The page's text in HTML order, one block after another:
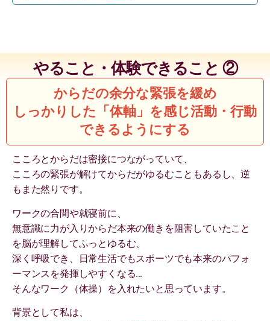
やること・体験できること ②
からだの余分な緊張を緩め
しっかりした「体軸」を感じ活動・行動
できるようにする
こころとからだは密接につながっていて、
こころの緊張が解けてからだがゆるむこともあるし、逆
もまた然りです。
ワークの合間や就寝前に、
無意識に力が入りからだ本来の働きを阻害していたこと
を脳が理解してふっとゆるむ、
深く呼吸でき、日常生活でもスポーツでも本来のパフォ
ーマンスを発揮しやすくなる…
そんなワーク（体操）を入れたいと思っています。
背景として私は、